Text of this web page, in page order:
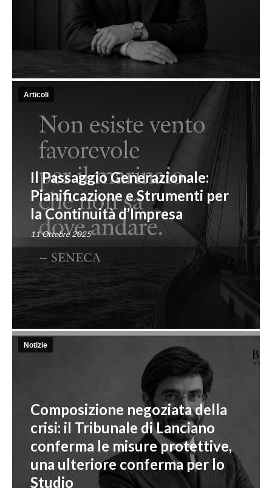
Articoli
Il Passaggio Generazionale:
Pianificazione e Strumenti per
la Continuità d’Impresa
11 Ottobre 2025
Notizie
Composizione negoziata della
crisi: il Tribunale di Lanciano
conferma le misure protettive,
una ulteriore conferma per lo
Studio